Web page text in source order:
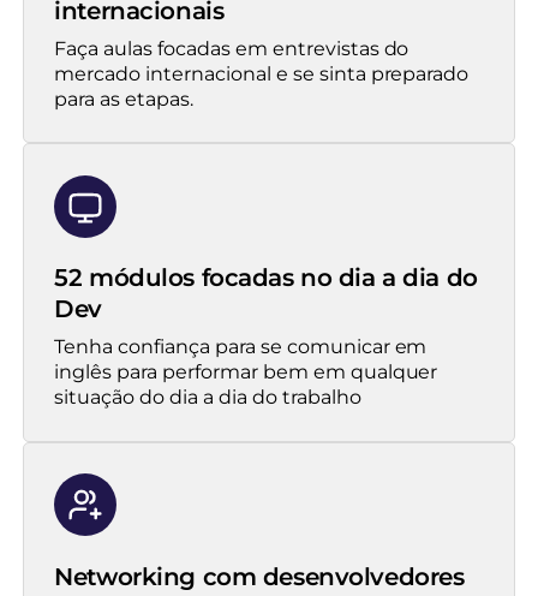
internacionais
Faça aulas focadas em entrevistas do
mercado internacional e se sinta preparado
para as etapas.
52 módulos focadas no dia a dia do
Dev
Tenha confiança para se comunicar em
inglês para performar bem em qualquer
situação do dia a dia do trabalho
Networking com desenvolvedores